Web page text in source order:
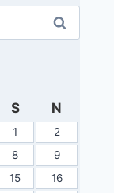
S N
1
2
8
9
15
16